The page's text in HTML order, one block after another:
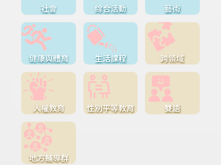
社會 綜合活動 藝術
健康與體育 生活課程 跨領域
人權教育 性別平等教育 雙語
地方輔導群